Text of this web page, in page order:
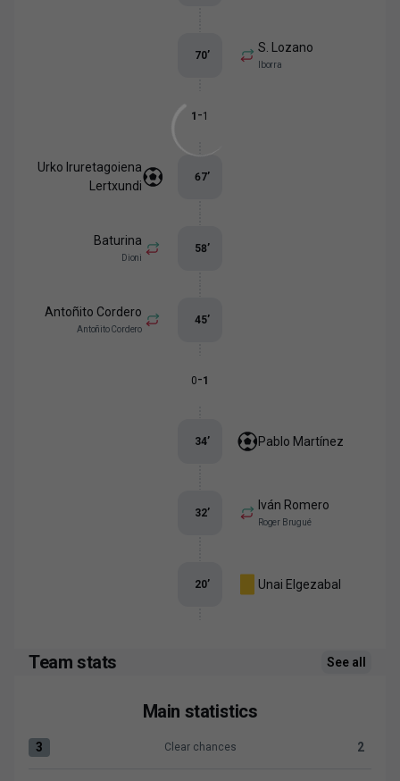
S. Lozano
Iborra
70’
1 -1
Urko Iruretagoiena
Lertxundi
67’
Baturina
Dioni
58’
Antoñito Cordero
Antoñito Cordero
45’
0-1
Pablo Martínez
34’
Iván Romero
Roger Brugué
32’
Unai Elgezabal
20’
Team stats See all
Main statistics
Clear chances:Málaga CF 3 versus Levante UD 2
3 Clear chances 2